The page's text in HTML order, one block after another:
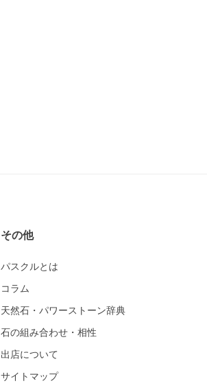
その他
パスクルとは
コラム
天然石・パワーストーン辞典
石の組み合わせ・相性
出店について
サイトマップ